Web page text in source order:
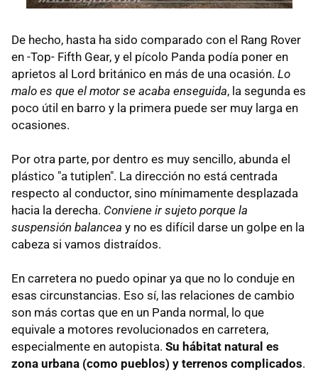
De hecho, hasta ha sido comparado con el Rang Rover
en -Top- Fifth Gear, y el pícolo Panda podía poner en
aprietos al Lord británico en más de una ocasión. Lo
malo es que el motor se acaba enseguida, la segunda es
poco útil en barro y la primera puede ser muy larga en
ocasiones.
Por otra parte, por dentro es muy sencillo, abunda el
plástico "a tutiplen". La dirección no está centrada
respecto al conductor, sino mínimamente desplazada
hacia la derecha. Conviene ir sujeto porque la
suspensión balancea y no es difícil darse un golpe en la
cabeza si vamos distraídos.
En carretera no puedo opinar ya que no lo conduje en
esas circunstancias. Eso sí, las relaciones de cambio
son más cortas que en un Panda normal, lo que
equivale a motores revolucionados en carretera,
especialmente en autopista. Su hábitat natural es
zona urbana (como pueblos) y terrenos complicados.